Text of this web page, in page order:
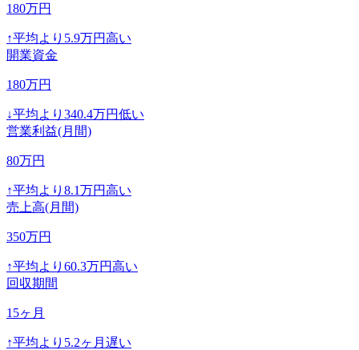
180万円
↑平均より 5.9万円高い
開業資金
180万円
↓平均より 340.4万円低い
営業利益(月間)
80万円
↑平均より 8.1万円高い
売上高(月間)
350万円
↑平均より 60.3万円高い
回収期間
15ヶ月
↑平均より 5.2ヶ月遅い